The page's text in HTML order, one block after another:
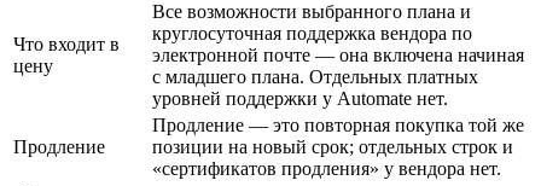
Что входит в
цену
Все возможности выбранного плана и
круглосуточная поддержка вендора по
электронной почте — она включена начиная
с младшего плана. Отдельных платных
уровней поддержки у Automate нет.
Продление
Продление — это повторная покупка той же
позиции на новый срок; отдельных строк и
«сертификатов продления» у вендора нет.